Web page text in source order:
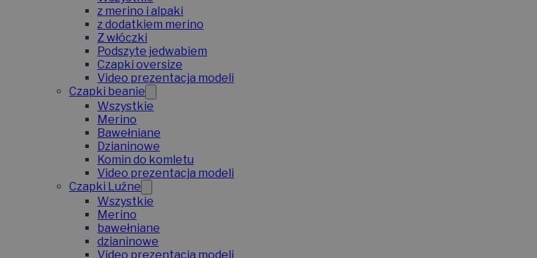
z merino i alpaki
z dodatkiem merino
Z włóczki
Podszyte jedwabiem
Czapki oversize
Video prezentacja modeli
Czapki beanie
Wszystkie
Merino
Bawełniane
Dzianinowe
Komin do komletu
Video prezentacja modeli
Czapki Luźne
Wszystkie
Merino
bawełniane
dzianinowe
Video prezentacja modeli